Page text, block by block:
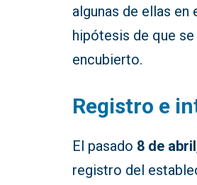
algunas de ellas
hipótesis de que
encubierto.
Registro e
El pasado 8 de abril
registro del